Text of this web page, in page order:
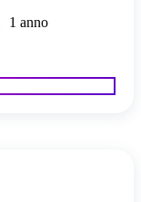
1 anno